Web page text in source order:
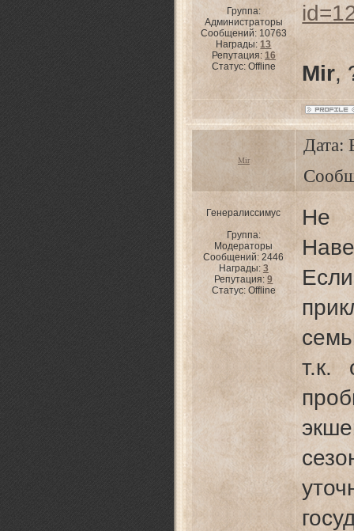
Группа:
Администраторы
Сообщений: 10763
Награды:13
Репутация: 16
Статус: Offline Mir,
Mir
Дата:
Генералиссимус
Группа:
Модераторы
Сообщений:2446
Награды: 3
Репутация:9
Статус: Offline
Не
т.к.